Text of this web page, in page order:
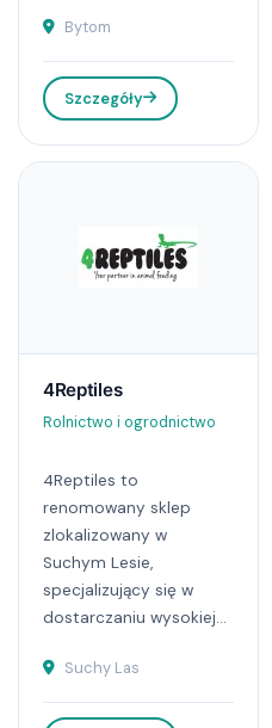
Bytom
Szczegóły
4Reptiles
Rolnictwo i ogrodnictwo
4Reptiles to
renomowany sklep
zlokalizowany w
Suchym Lesie,
specjalizujący się w
dostarczaniu wysokiej...
Suchy Las